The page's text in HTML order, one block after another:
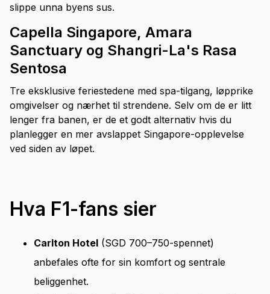
slippe unna byens sus.
Capella Singapore, Amara
Sanctuary og Shangri-La's Rasa
Sentosa
Tre eksklusive feriestedene med spa-tilgang, løpprike
omgivelser og nærhet til strendene. Selv om de er litt
lenger fra banen, er de et godt alternativ hvis du
planlegger en mer avslappet Singapore-opplevelse
ved siden av løpet.
Hva F1-fans sier
Carlton Hotel (SGD 700–750-spennet)
anbefales ofte for sin komfort og sentrale
beliggenhet.